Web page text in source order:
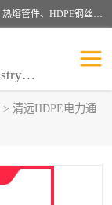
深圳市鑫润通管业有限公司专业生产批发：HDPE管材、热熔管件、HDPE钢丝骨架管、电熔管件、HDPE双壁波纹管、MPP电力管、井盖、PVC管材管件、PPR管材管件等；公司自创建以来，始终秉承“团结、务实、创新、守信”的服务宗旨，凭借专业的服务以及多年的勤奋拼搏，发展成为一家专业销售各种管材管件，绝缘电工套管及配件等系列产品的贸易公司。
Shenzhen Xinruntong Pipe Industry Co., Ltd
> 清远HDPE电力通
通讯管